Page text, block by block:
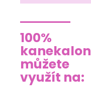
100%
kanekalon
můžete
využít na: